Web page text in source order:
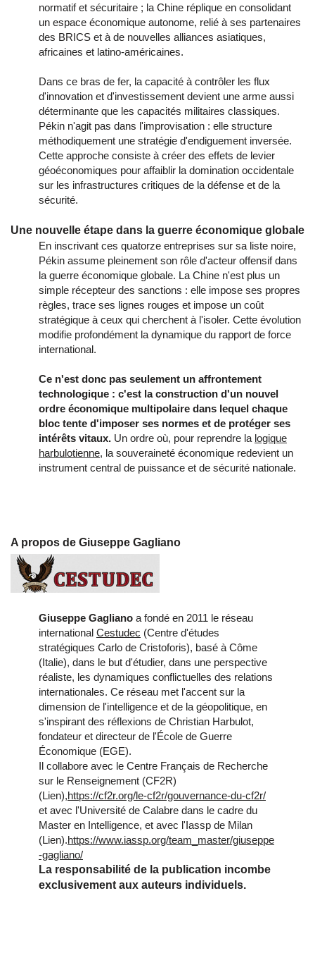
normatif et sécuritaire ; la Chine réplique en consolidant
un espace économique autonome, relié à ses partenaires
des BRICS et à de nouvelles alliances asiatiques,
africaines et latino-américaines.
Dans ce bras de fer, la capacité à contrôler les flux
d'innovation et d'investissement devient une arme aussi
déterminante que les capacités militaires classiques.
Pékin n'agit pas dans l'improvisation : elle structure
méthodiquement une stratégie d'endiguement inversée.
Cette approche consiste à créer des effets de levier
géoéconomiques pour affaiblir la domination occidentale
sur les infrastructures critiques de la défense et de la
sécurité.
Une nouvelle étape dans la guerre économique globale
En inscrivant ces quatorze entreprises sur sa liste noire,
Pékin assume pleinement son rôle d'acteur offensif dans
la guerre économique globale. La Chine n'est plus un
simple récepteur des sanctions : elle impose ses propres
règles, trace ses lignes rouges et impose un coût
stratégique à ceux qui cherchent à l'isoler. Cette évolution
modifie profondément la dynamique du rapport de force
international.
Ce n'est donc pas seulement un affrontement
technologique : c'est la construction d'un nouvel
ordre économique multipolaire dans lequel chaque
bloc tente d'imposer ses normes et de protéger ses
intérêts vitaux. Un ordre où, pour reprendre la logique
harbulotienne, la souveraineté économique redevient un
instrument central de puissance et de sécurité nationale.
A propos de Giuseppe Gagliano
Giuseppe Gagliano a fondé en 2011 le réseau
international Cestudec (Centre d'études
stratégiques Carlo de Cristoforis), basé à Côme
(Italie), dans le but d'étudier, dans une perspective
réaliste, les dynamiques conflictuelles des relations
internationales. Ce réseau met l'accent sur la
dimension de l'intelligence et de la géopolitique, en
s'inspirant des réflexions de Christian Harbulot,
fondateur et directeur de l'École de Guerre
Économique (EGE).
Il collabore avec le Centre Français de Recherche
sur le Renseignement (CF2R)
(Lien),https://cf2r.org/le-cf2r/gouvernance-du-cf2r/
et avec l'Université de Calabre dans le cadre du
Master en Intelligence, et avec l'Iassp de Milan
(Lien).https://www.iassp.org/team_master/giuseppe
-gagliano/
La responsabilité de la publication incombe
exclusivement aux auteurs individuels.